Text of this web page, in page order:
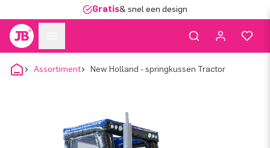
Gratis& snel een design
Assortiment New Holland - springkussen Tractor